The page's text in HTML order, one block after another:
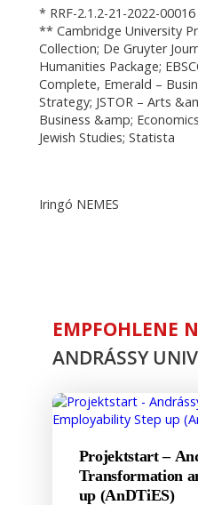
* RRF-2.1.2-21-2022-00016
** Cambridge University
Collection; De Gruyter
Humanities Package;
Complete, Emerald –
Strategy; JSTOR – Arts
Business &amp;
Jewish Studies; Statista
Iringó NEMES
EMPFOHLENE
ANDRÁSSY
Projektstart –
Transformation
up (AnDTiES)